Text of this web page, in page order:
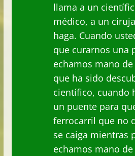
llama a un
médico, a un
haga. Cuando
que curarnos una
echamos mano
que ha sido
científico, cuando
un puente para
ferrocarril que no
se caiga mientras
echamos mano